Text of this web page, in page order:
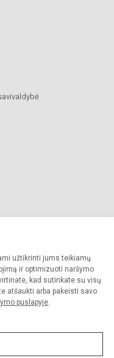
užtikrinti jums teikiamų
ir optimizuoti naršymo
kad sutinkate su visų
atšaukti arba pakeisti savo
puslapyje.
Visos teisės saugomos.
griežtai draudžiama.
valdymas